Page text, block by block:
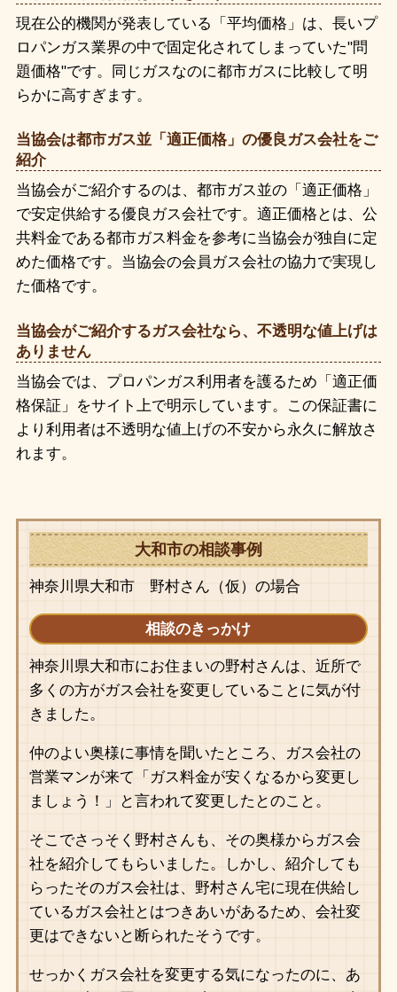
現在公的機関が発表している「平均価格」は、長いプ
ロパンガス業界の中で固定化されてしまっていた"問
題価格"です。同じガスなのに都市ガスに比較して明
らかに高すぎます。
当協会は都市ガス並「適正価格」の優良ガス会社をご
紹介
当協会がご紹介するのは、都市ガス並の「適正価格」
で安定供給する優良ガス会社です。適正価格とは、公
共料金である都市ガス料金を参考に当協会が独自に定
めた価格です。当協会の会員ガス会社の協力で実現し
た価格です。
当協会がご紹介するガス会社なら、不透明な値上げは
ありません
当協会では、プロパンガス利用者を護るため「適正価
格保証」をサイト上で明示しています。この保証書に
より利用者は不透明な値上げの不安から永久に解放さ
れます。
大和市の相談事例
神奈川県大和市 野村さん（仮）の場合
相談のきっかけ
神奈川県大和市にお住まいの野村さんは、近所で
多くの方がガス会社を変更していることに気が付
きました。
仲のよい奥様に事情を聞いたところ、ガス会社の
営業マンが来て「ガス料金が安くなるから変更し
ましょう！」と言われて変更したとのこと。
そこでさっそく野村さんも、その奥様からガス会
社を紹介してもらいました。しかし、紹介しても
らったそのガス会社は、野村さん宅に現在供給し
ているガス会社とはつきあいがあるため、会社変
更はできないと断られたそうです。
せっかくガス会社を変更する気になったのに、あ